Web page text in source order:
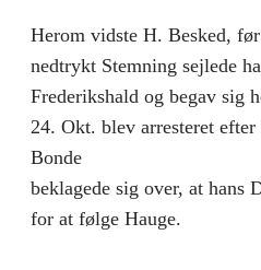
Herom vidste H. Besked,
nedtrykt Stemning sejlede
Frederikshald og begav sig
24. Okt. blev arresteret efter
Bonde
beklagede sig over, at hans
for at følge Hauge.